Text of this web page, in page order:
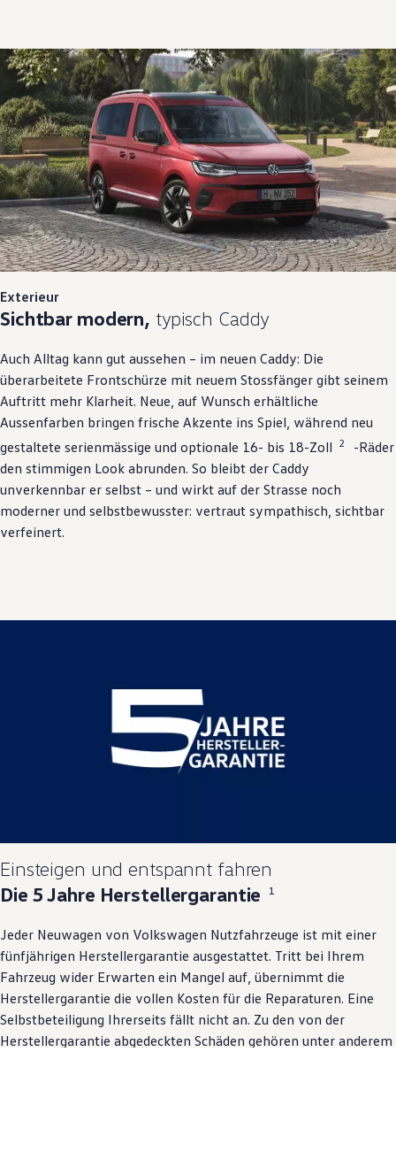
Exterieur
Sichtbar modern, typisch Caddy
Auch Alltag kann gut aussehen – im neuen Caddy: Die
überarbeitete Frontschürze mit neuem Stossfänger gibt seinem
Auftritt mehr Klarheit. Neue, auf Wunsch erhältliche
Aussenfarben bringen frische Akzente ins Spiel, während neu
gestaltete serienmässige und optionale 16- bis 18-Zoll
2
-Räder
den stimmigen Look abrunden. So bleibt der Caddy
unverkennbar er selbst – und wirkt auf der Strasse noch
moderner und selbstbewusster: vertraut sympathisch, sichtbar
verfeinert.
Einsteigen und entspannt fahren
Die 5 Jahre Herstellergarantie
1
Jeder Neuwagen von Volkswagen Nutzfahrzeuge ist mit einer
fünfjährigen Herstellergarantie ausgestattet. Tritt bei Ihrem
Fahrzeug wider Erwarten ein Mangel auf, übernimmt die
Herstellergarantie die vollen Kosten für die Reparaturen. Eine
Selbstbeteiligung Ihrerseits fällt nicht an. Zu den von der
Herstellergarantie abgedeckten Schäden gehören unter anderem